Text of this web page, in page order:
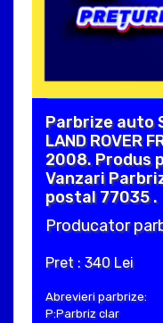
Parbrize auto
LAND ROVER
2008. Produs
Vanzari
postal 77035 .
Producator
Pret : 340 Lei
Abrevieri parbrize:
P:Parbriz clar